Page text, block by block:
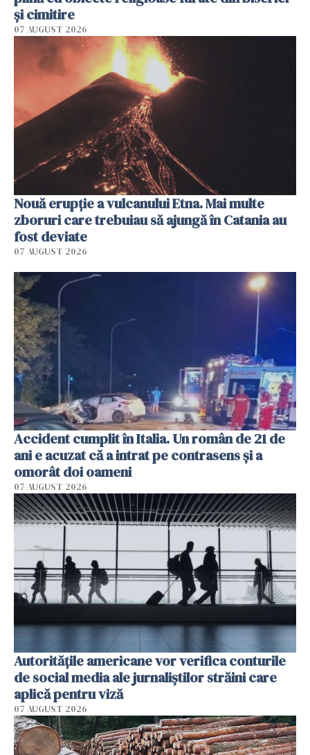
și cimitire
07 AUGUST 2026
Nouă erupție a vulcanului Etna. Mai multe
zboruri care trebuiau să ajungă în Catania au
fost deviate
07 AUGUST 2026
Accident cumplit în Italia. Un român de 21 de
ani e acuzat că a intrat pe contrasens și a
omorât doi oameni
07 AUGUST 2026
Autorităţile americane vor verifica conturile
de social media ale jurnaliştilor străini care
aplică pentru viză
07 AUGUST 2026